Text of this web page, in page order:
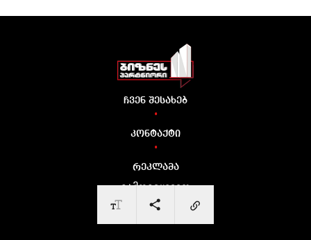
ჩვენ შესახებ
•
კონტაქტი
•
რეკლამა
გამოგვყევით